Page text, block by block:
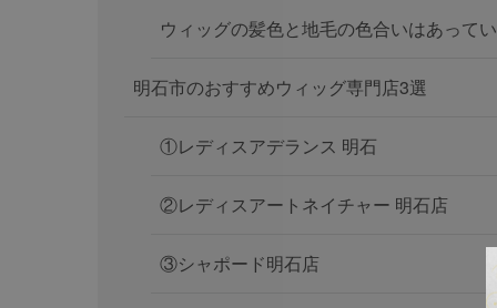
ウィッグの髪色と地毛の色合いはあって
明石市のおすすめウィッグ専門店3選
①レディスアデランス 明石
②レディスアートネイチャー 明石店
③シャポード明石店